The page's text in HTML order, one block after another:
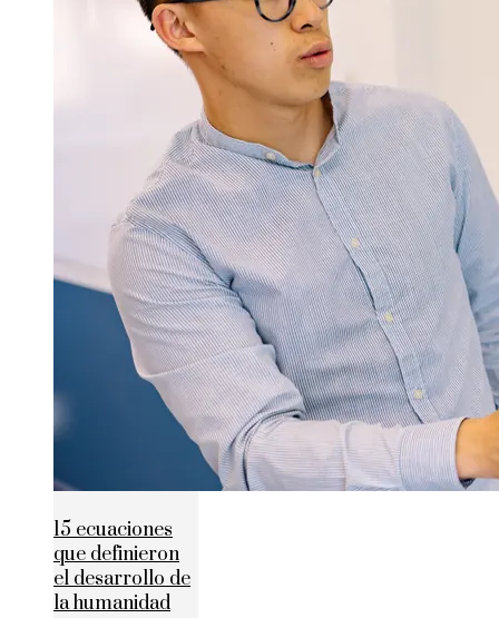
15 ecuaciones
que definieron
el desarrollo de
la humanidad